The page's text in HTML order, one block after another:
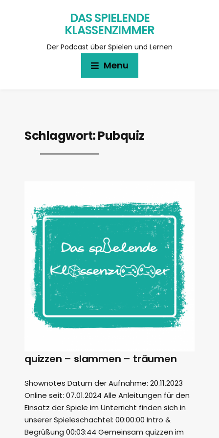
DAS SPIELENDE
KLASSENZIMMER
Der Podcast über Spielen und Lernen
Menu
Schlagwort:Pubquiz
quizzen – slammen – träumen
Shownotes Datum der Aufnahme: 20.11.2023
Online seit: 07.01.2024 Alle Anleitungen für den
Einsatz der Spiele im Unterricht finden sich in
unserer Spieleschachtel: 00:00:00 Intro &
Begrüßung 00:03:44 Gemeinsam quizzen im